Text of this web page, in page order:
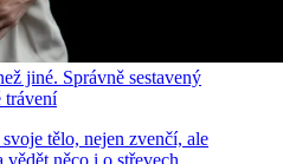
jiné. Správně sestavený
trávení
tělo, nejen zvenčí, ale
něco i o střevech.